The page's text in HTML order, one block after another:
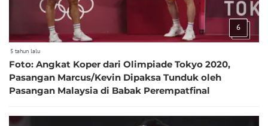
6
5 tahun lalu
Foto: Angkat Koper dari Olimpiade Tokyo 2020,
Pasangan Marcus/Kevin Dipaksa Tunduk oleh
Pasangan Malaysia di Babak Perempatfinal